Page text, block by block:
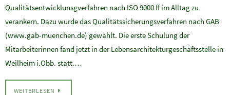
Qualitätsentwicklunsgverfahren nach ISO 9000 ff im Alltag zu
verankern. Dazu wurde das Qualitätssicherungsverfahren nach GAB
(www.gab-muenchen.de) gewählt. Die erste Schulung der
Mitarbeiterinnen fand jetzt in der Lebensarchitekturgeschäftsstelle in
Weilheim i.Obb. statt.…
WEITERLESEN